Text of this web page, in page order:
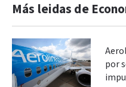
Más leidas de
por